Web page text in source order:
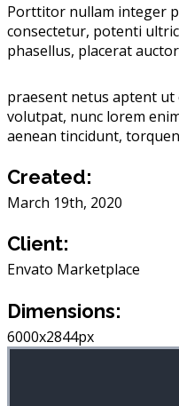
Porttitor nullam integer
consectetur, potenti
phasellus, placerat
praesent netus aptent
volutpat, nunc lorem
aenean tincidunt,
Created:
March 19th, 2020
Client:
Envato Marketplace
Dimensions:
6000x2844px